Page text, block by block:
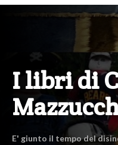
I libri di
E' giunto il tempo del